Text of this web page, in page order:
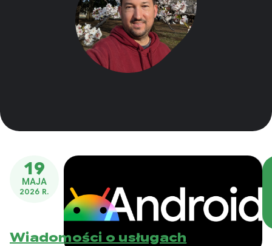
19
MAJA
2026 R.
Wiadomości o usługach